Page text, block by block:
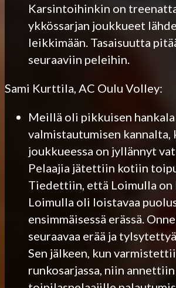
Karsintoihinkin on
ykkössarjan joukkueet
leikkimään. Tasaisuutta
seuraaviin peleihin.
Sami Kurttila, AC Oulu Volley:
Meillä oli pikkuisen
valmistautumisen kannalta,
joukkueessa on jyllännyt
Pelaajia jätettiin kotiin
Tiedettiin, että Loimulla on
Loimulla oli loistavaa
ensimmäisessä erässä.
seuraavaa erää ja
Sen jälkeen, kun
runkosarjassa, niin annettiin